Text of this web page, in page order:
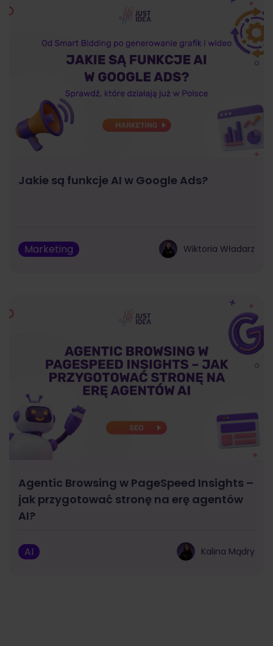
Jakie są funkcje AI w Google Ads?
Marketing Wiktoria Władarz
Agentic Browsing w PageSpeed Insights –
jak przygotować stronę na erę agentów
AI?
AI Kalina Mądry